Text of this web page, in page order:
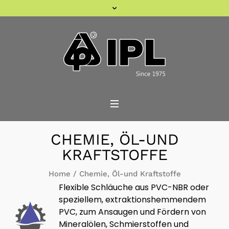
CHEMIE, ÖL-UND
KRAFTSTOFFE
Home / Chemie, Öl-und Kraftstoffe
Flexible Schläuche aus PVC-NBR oder
speziellem, extraktionshemmendem
PVC, zum Ansaugen und Fördern von
Mineralölen, Schmierstoffen und